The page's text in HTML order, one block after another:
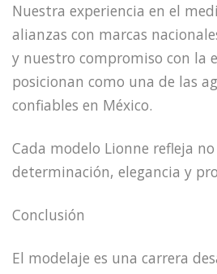
Nuestra experiencia en el
alianzas con marcas
y nuestro compromiso con la
posicionan como una de las
confiables en México.
Cada modelo Lionne refleja
determinación, elegancia y
Conclusión
El modelaje es una carrera